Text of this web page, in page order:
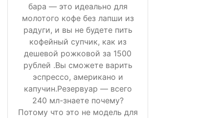
бара — это идеально для
молотого кофе без лапши из
радуги, и вы не будете пить
кофейный супчик, как из
дешевой рожковой за 1500
рублей .Вы сможете варить
эспрессо, американо и
капучин.Резервуар — всего
240 мл-знаете почему?
Потому что это не модель для